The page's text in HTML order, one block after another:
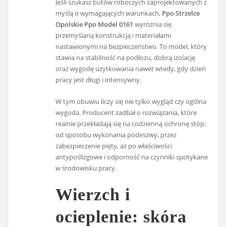
Jeśli szukasz butów roboczych zaprojektowanych z
myślą o wymagających warunkach, Ppo Strzelce
Opolskie Ppo Model 0161 wyróżnia się
przemyślaną konstrukcją i materiałami
nastawionymi na bezpieczeństwo. To model, który
stawia na stabilność na podłożu, dobrą izolację
oraz wygodę użytkowania nawet wtedy, gdy dzień
pracy jest długi i intensywny.
W tym obuwiu liczy się nie tylko wygląd czy ogólna
wygoda. Producent zadbał o rozwiązania, które
realnie przekładają się na codzienną ochronę stóp:
od sposobu wykonania podeszwy, przez
zabezpieczenie pięty, aż po właściwości
antypoślizgowe i odporność na czynniki spotykane
w środowisku pracy.
Wierzch i
ocieplenie: skóra